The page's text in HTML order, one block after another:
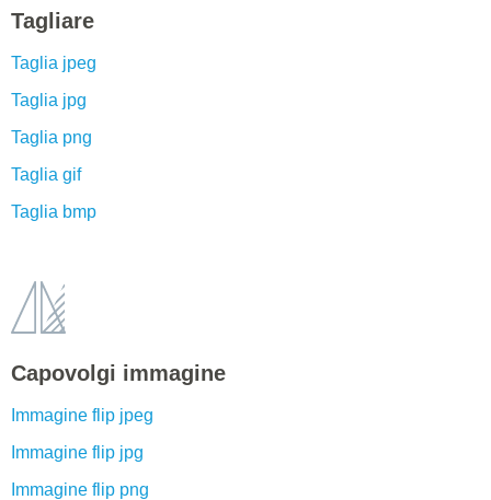
Tagliare
Taglia jpeg
Taglia jpg
Taglia png
Taglia gif
Taglia bmp
Capovolgi immagine
Immagine flip jpeg
Immagine flip jpg
Immagine flip png